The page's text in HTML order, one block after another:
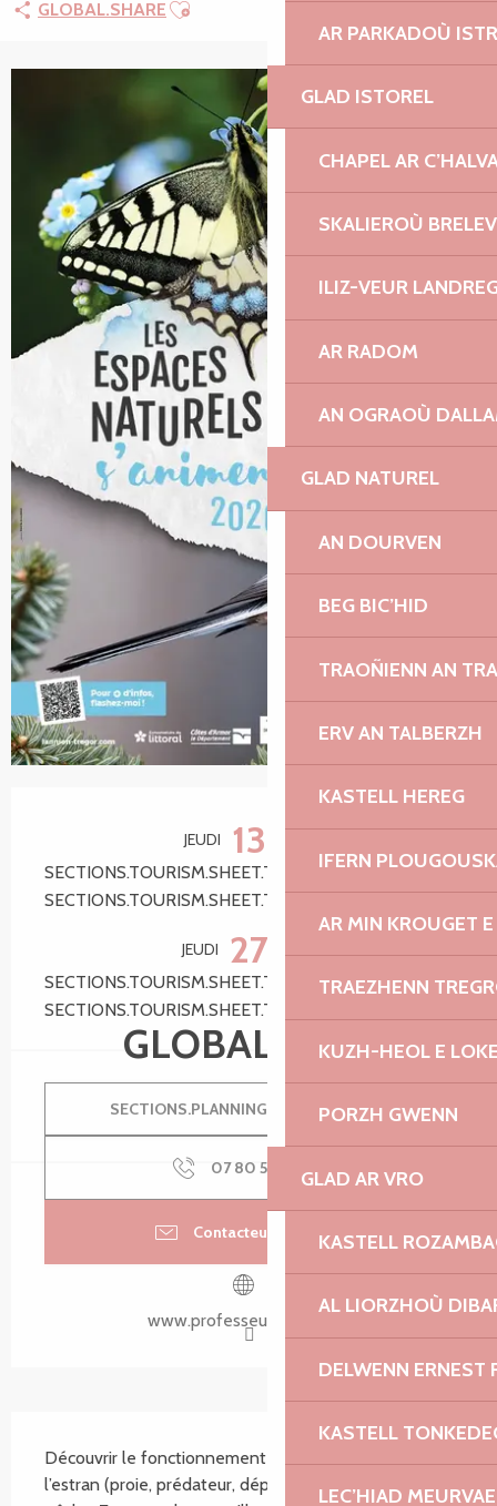
AR PARKADOÙ ISTR
GLAD ISTOREL
CHAPEL AR
SKALIEROÙ
ILIZ-VEUR
AR RADOM
AN OGRAOÙ
GLAD NATUREL
AN DOURVEN
BEG BIC’HID
TRAOÑIENN AN
ERV AN TALBERZH
KASTELL HEREG
IFERN
AR MIN KROUGET
TRAEZHENN
KUZH-HEOL E
PORZH GWENN
GLAD AR VRO
KASTELL
AL LIORZHOÙ
DELWENN ERNEST
KASTELL
LEC’HIAD
GLOBAL.SHARE
JEUDI 13
SECTIONS.TOURISM.SHEET.TARIFFS.FROM 15:00
SECTIONS.TOURISM.SHEET.TARIFFS.TO 17:00
JEUDI 27
SECTIONS.TOURISM.SHEET.TARIFFS.FROM 15:00
SECTIONS.TOURISM.SHEET.TARIFFS.TO 17:00
GLOBAL.FREE
SECTIONS.PLANNING.MENU.ORDER
07 80 53 10 ▒▒
Contacteur par email
www.professeurbuzug.bzh
SECTIONS.TOURISM.SHEET.DESCRIPTION
Découvrir le fonctionnement de l’écosystème de
l’estran (proie, prédateur, déplacements…). Pas de